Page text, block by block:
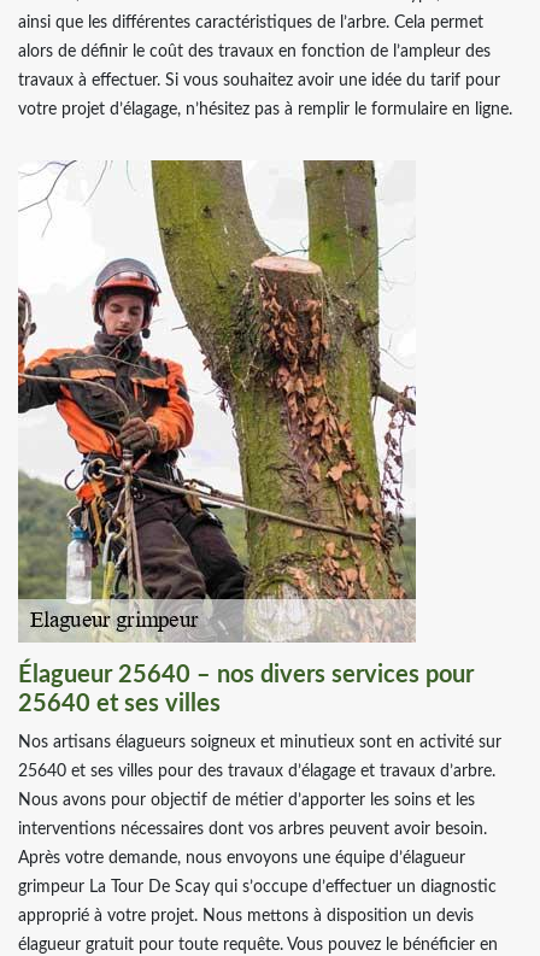
ainsi que les différentes caractéristiques de l’arbre. Cela permet
alors de définir le coût des travaux en fonction de l’ampleur des
travaux à effectuer. Si vous souhaitez avoir une idée du tarif pour
votre projet d’élagage, n’hésitez pas à remplir le formulaire en ligne.
Élagueur 25640 – nos divers services pour
25640 et ses villes
Nos artisans élagueurs soigneux et minutieux sont en activité sur
25640 et ses villes pour des travaux d’élagage et travaux d’arbre.
Nous avons pour objectif de métier d’apporter les soins et les
interventions nécessaires dont vos arbres peuvent avoir besoin.
Après votre demande, nous envoyons une équipe d’élagueur
grimpeur La Tour De Scay qui s’occupe d’effectuer un diagnostic
approprié à votre projet. Nous mettons à disposition un devis
élagueur gratuit pour toute requête. Vous pouvez le bénéficier en